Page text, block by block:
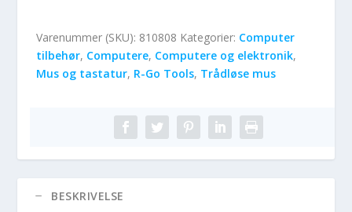
Varenummer (SKU): 810808 Kategorier: Computer
tilbehør, Computere, Computere og elektronik,
Mus og tastatur, R-Go Tools, Trådløse mus
BESKRIVELSE